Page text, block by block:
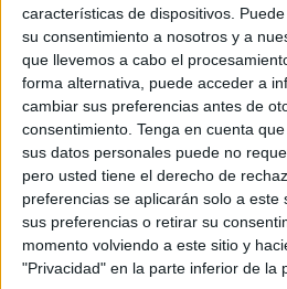
características de dispositivos.
su consentimiento a nosotros y a
que llevemos a cabo el
forma alternativa, puede acceder a
cambiar sus preferencias antes de
consentimiento. Tenga en cuenta
sus datos personales puede no
pero usted tiene el derecho de
preferencias se aplicarán solo a este
sus preferencias o retirar su
momento volviendo a este sitio y
"Privacidad" en la parte inferior de la
Rakuten Sports
Sábado, 22/06/2019
11:00 J1 League
Yokohama F. Marinos
Matsumoto Yamaga
Rakuten Sports